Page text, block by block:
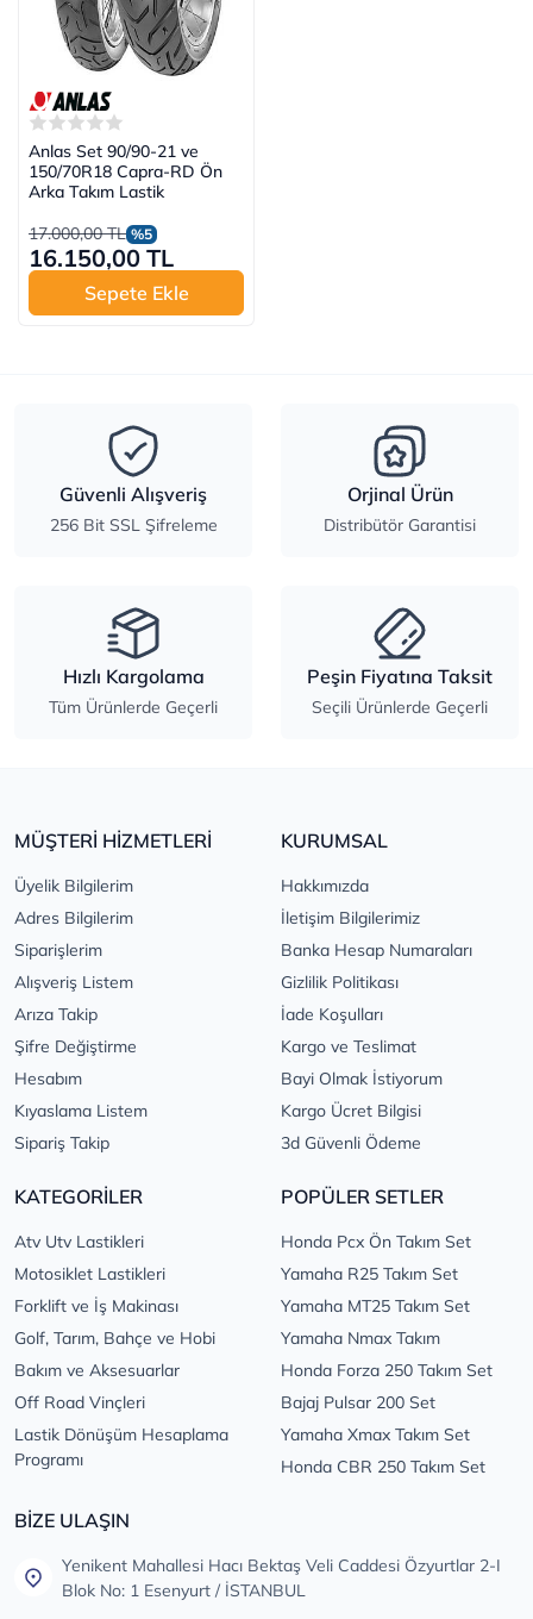
Anlas Set 90/90-21 ve
150/70R18 Capra-RD Ön
Arka Takım Lastik
17.000,00 TL %5
16.150,00 TL
Sepete Ekle
Güvenli Alışveriş
256 Bit SSL Şifreleme
Orjinal Ürün
Distribütör Garantisi
Hızlı Kargolama
Tüm Ürünlerde Geçerli
Peşin Fiyatına Taksit
Seçili Ürünlerde Geçerli
MÜŞTERİ HİZMETLERİ
Üyelik Bilgilerim
Adres Bilgilerim
Siparişlerim
Alışveriş Listem
Arıza Takip
Şifre Değiştirme
Hesabım
Kıyaslama Listem
Sipariş Takip
KURUMSAL
Hakkımızda
İletişim Bilgilerimiz
Banka Hesap Numaraları
Gizlilik Politikası
İade Koşulları
Kargo ve Teslimat
Bayi Olmak İstiyorum
Kargo Ücret Bilgisi
3d Güvenli Ödeme
KATEGORİLER
Atv Utv Lastikleri
Motosiklet Lastikleri
Forklift ve İş Makinası
Golf, Tarım, Bahçe ve Hobi
Bakım ve Aksesuarlar
Off Road Vinçleri
Lastik Dönüşüm Hesaplama
Programı
POPÜLER SETLER
Honda Pcx Ön Takım Set
Yamaha R25 Takım Set
Yamaha MT25 Takım Set
Yamaha Nmax Takım
Honda Forza 250 Takım Set
Bajaj Pulsar 200 Set
Yamaha Xmax Takım Set
Honda CBR 250 Takım Set
BİZE ULAŞIN
Yenikent Mahallesi Hacı Bektaş Veli Caddesi Özyurtlar 2-I
Blok No: 1 Esenyurt / İSTANBUL